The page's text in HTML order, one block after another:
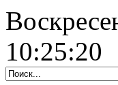
10:25:21